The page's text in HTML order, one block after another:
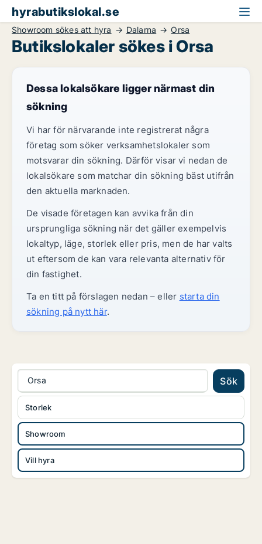
hyrabutikslokal.se
Showroom sökes att hyra Dalarna Orsa
Butikslokaler sökes i Orsa
Dessa lokalsökare ligger närmast din
sökning
Vi har för närvarande inte registrerat några
företag som söker verksamhetslokaler som
motsvarar din sökning. Därför visar vi nedan de
lokalsökare som matchar din sökning bäst utifrån
den aktuella marknaden.
De visade företagen kan avvika från din
ursprungliga sökning när det gäller exempelvis
lokaltyp, läge, storlek eller pris, men de har valts
ut eftersom de kan vara relevanta alternativ för
din fastighet.
Ta en titt på förslagen nedan – eller starta din
sökning på nytt här.
Orsa Sök
Showroom
Vill hyra
Storlek